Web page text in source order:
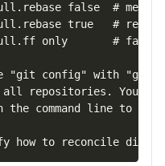
how to reconcile